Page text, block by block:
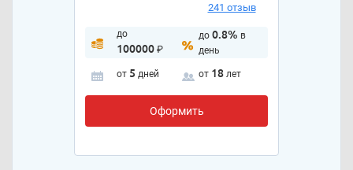
241 отзыв
до
100000₽
до 0.8% в
день
от 5 дней от 18 лет
Оформить